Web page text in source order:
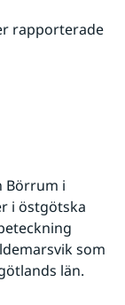
rapporterade
Börrum i
i östgötska
som
län.